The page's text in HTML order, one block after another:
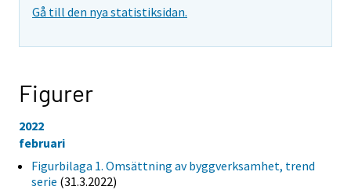
Gå till den nya statistiksidan.
Figurer
2022
februari
Figurbilaga 1. Omsättning av byggverksamhet, trend
serie (31.3.2022)